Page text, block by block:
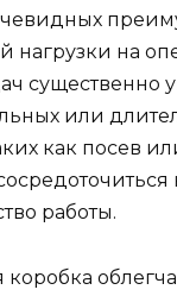
на
существенно
или
как посев
работы.
коробка